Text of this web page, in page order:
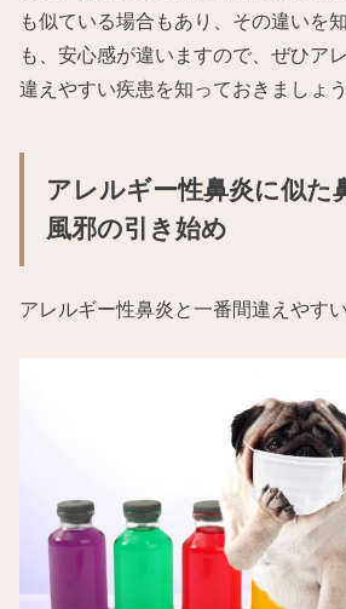
も似ている場合もあり、その違いを
も、安心感が違いますので、ぜひア
違えやすい疾患を知っておきましょう
アレルギー性鼻炎に似た
風邪の引き始め
アレルギー性鼻炎と一番間違えやす